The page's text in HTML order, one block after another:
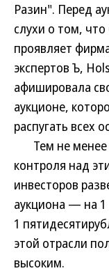
Разин". Перед
слухи о том,
проявляет
экспертов Ъ,
афишировала
аукционе,
распугать всех
Тем не менее
контроля над
инвесторов
аукциона — на
1
этой отрасли
высоким.